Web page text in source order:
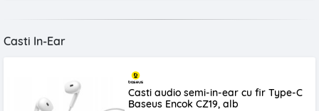
Casti In-Ear
Casti audio semi-in-ear cu fir Type-C
Baseus Encok CZ19, alb